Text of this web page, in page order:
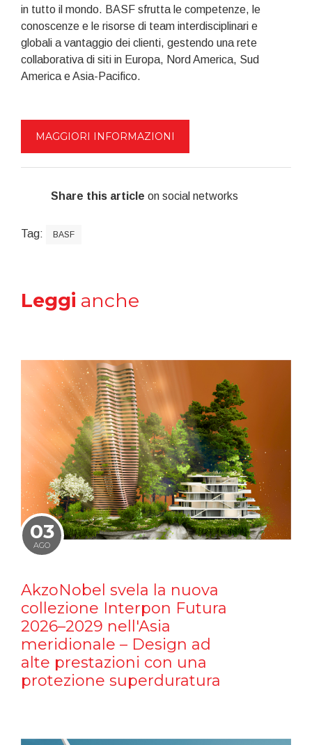
in tutto il mondo. BASF sfrutta le competenze, le
conoscenze e le risorse di team interdisciplinari e
globali a vantaggio dei clienti, gestendo una rete
collaborativa di siti in Europa, Nord America, Sud
America e Asia-Pacifico.
MAGGIORI INFORMAZIONI
Share this article on social networks
Tag: BASF
Leggi anche
03
AGO
AkzoNobel svela la nuova
collezione Interpon Futura
2026–2029 nell'Asia
meridionale – Design ad
alte prestazioni con una
protezione superduratura